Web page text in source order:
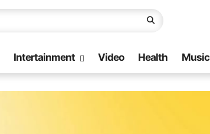
Intertainment Video Health Music